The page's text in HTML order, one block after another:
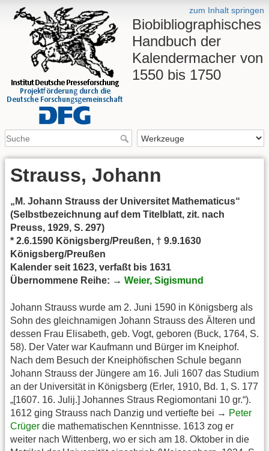
zum Inhalt springen
Biobibliographisches
Handbuch der
Kalendermacher von
1550 bis 1750
Strauss, Johann
„M. Johann Strauss der Universitet Mathematicus“
(Selbstbezeichnung auf dem Titelblatt, zit. nach
Preuss, 1929, S. 297)
* 2.6.1590 Königsberg/Preußen, † 9.9.1630
Königsberg/Preußen
Kalender seit 1623, verfaßt bis 1631
Übernommene Reihe: → Weier, Sigismund
Johann Strauss wurde am 2. Juni 1590 in Königsberg als
Sohn des gleichnamigen Johann Strauss des Älteren und
dessen Frau Elisabeth, geb. Vogt, geboren (Buck, 1764, S.
58). Der Vater war Kaufmann und Bürger im Kneiphof.
Nach dem Besuch der Kneiphöfischen Schule begann
Johann Strauss der Jüngere am 16. Juli 1607 das Studium
an der Universität in Königsberg (Erler, 1910, Bd. 1, S. 177
„[1607. 16. Julij.] Johannes Straus Regiomontani 10 gr.“).
1612 ging Strauss nach Danzig und vertiefte bei → Peter
Crüger die mathematischen Kenntnisse. 1613 zog er
weiter nach Wittenberg, wo er sich am 18. Oktober in die